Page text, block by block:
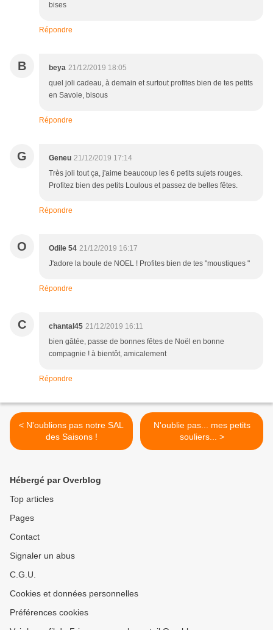
bises
Répondre
B beya 21/12/2019 18:05
quel joli cadeau, à demain et surtout profites bien de tes petits
en Savoie, bisous
Répondre
G Geneu 21/12/2019 17:14
Très joli tout ça, j'aime beaucoup les 6 petits sujets rouges.
Profitez bien des petits Loulous et passez de belles fêtes.
Répondre
O Odile 54 21/12/2019 16:17
J'adore la boule de NOEL ! Profites bien de tes "moustiques "
Répondre
C chantal45 21/12/2019 16:11
bien gâtée, passe de bonnes fêtes de Noël en bonne
compagnie ! à bientôt, amicalement
Répondre
< N'oublions pas notre SAL
des Saisons !
N'oublie pas... mes petits
souliers... >
Hébergé par Overblog
Top articles
Pages
Contact
Signaler un abus
C.G.U.
Cookies et données personnelles
Préférences cookies